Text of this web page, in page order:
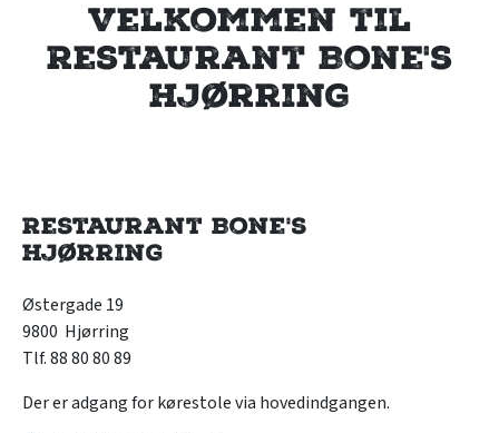
Velkommen til
Restaurant Bone's
Hjørring
Restaurant Bone's
Hjørring
Østergade 19
9800 Hjørring
Tlf. 88 80 80 89
Der er adgang for kørestole via hovedindgangen.